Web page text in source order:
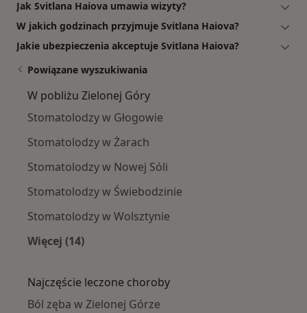
Jak Svitlana Haiova umawia wizyty?
W jakich godzinach przyjmuje Svitlana Haiova?
Jakie ubezpieczenia akceptuje Svitlana Haiova?
Powiązane wyszukiwania
W pobliżu Zielonej Góry
Stomatolodzy w Głogowie
Stomatolodzy w Żarach
Stomatolodzy w Nowej Sóli
Stomatolodzy w Świebodzinie
Stomatolodzy w Wolsztynie
Więcej (14)
Najczęście leczone choroby
Ból zęba w Zielonej Górze